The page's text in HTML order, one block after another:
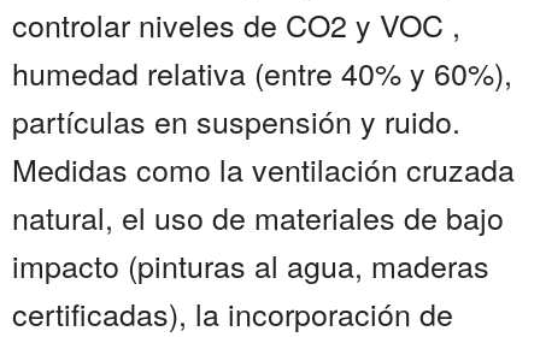
controlar niveles de CO2 y VOC ,
humedad relativa (entre 40% y 60%),
partículas en suspensión y ruido.
Medidas como la ventilación cruzada
natural, el uso de materiales de bajo
impacto (pinturas al agua, maderas
certificadas), la incorporación de